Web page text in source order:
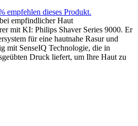
empfehlen dieses Produkt.
empfindlicher Haut
mit KI: Philips Shaver Series 9000. Er
für eine hautnahe Rasur und
mit SenseIQ Technologie, die in
Druck liefert, um Ihre Haut zu